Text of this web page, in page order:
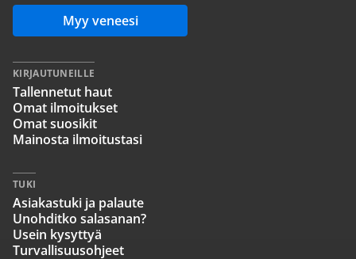
Myy veneesi
KIRJAUTUNEILLE
Tallennetut haut
Omat ilmoitukset
Omat suosikit
Mainosta ilmoitustasi
TUKI
Asiakastuki ja palaute
Unohditko salasanan?
Usein kysyttyä
Turvallisuusohjeet